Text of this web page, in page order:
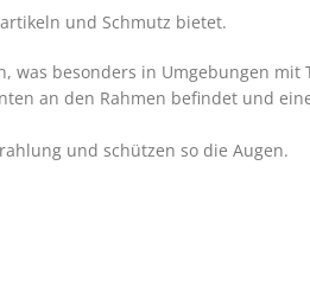
und Schmutz bietet.
was besonders in Umgebungen
an den Rahmen befindet und
und schützen so die Augen.